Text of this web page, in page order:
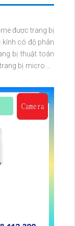
được trang bị
kính có độ phân
bị thuật toán
bị micro và